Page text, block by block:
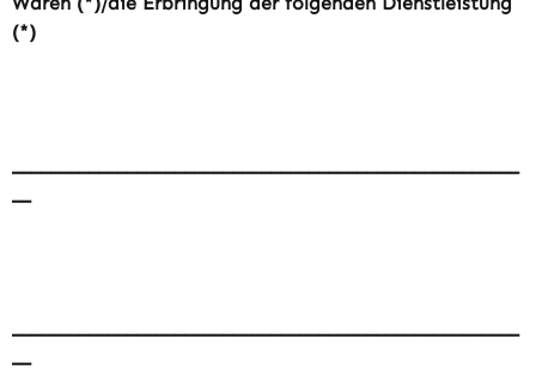
(*)
_____________________________________________________
__
_____________________________________________________
__